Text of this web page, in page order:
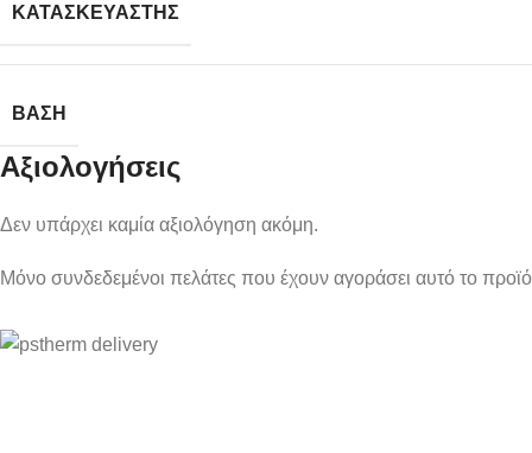
ΚΑΤΑΣΚΕΥΑΣΤΉΣ
ΒΆΣΗ
Αξιολογήσεις
Δεν υπάρχει καμία αξιολόγηση ακόμη.
Μόνο συνδεδεμένοι πελάτες που έχουν αγοράσει αυτό το